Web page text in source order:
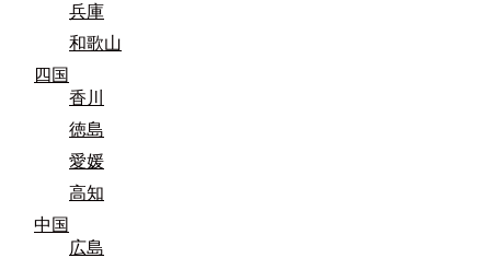
兵庫
和歌山
四国
香川
徳島
愛媛
高知
中国
広島